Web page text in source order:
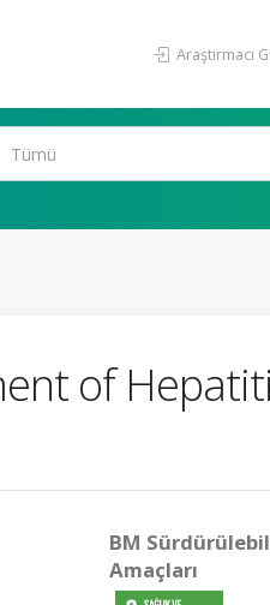
Araştırmacı
of
BM
Amaçları